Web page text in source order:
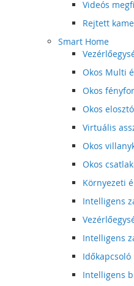
Videós
Rejtett
Smart Home
Okos Multi
Okos
Okos
Virtuális
Okos
Okos
Környezeti
Intelligens
Intelligens
Időkapcsoló
Intelligens